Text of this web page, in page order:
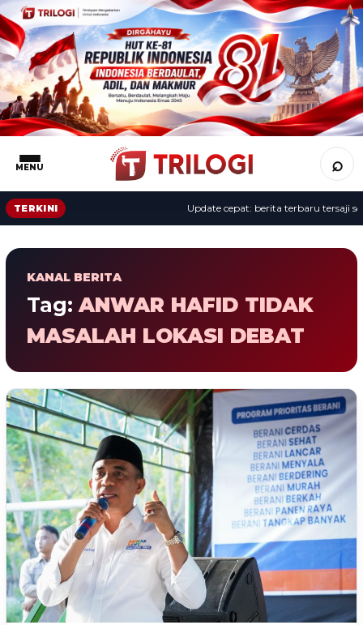
MENU ⌕
TERKINI Update cepat: berita terbaru tersaji
KANAL BERITA
Tag:ANWAR HAFID TIDAK
MASALAH LOKASI DEBAT